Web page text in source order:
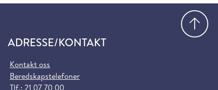
ADRESSE/KONTAKT
Kontakt oss
Beredskapstelefoner
Tlf.: 21 07 70 00